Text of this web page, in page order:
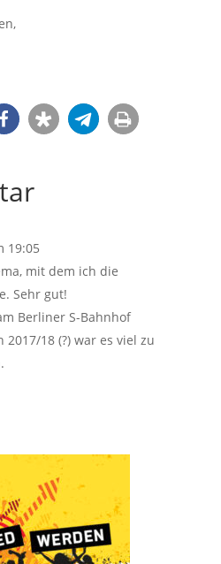
19:05
mit dem ich die
Sehr gut!
Berliner S-Bahnhof
18 (?) war es viel zu